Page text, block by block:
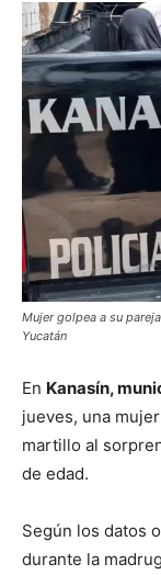
Mujer golpea a su
Yucatán
En Kanasín,
jueves, una
martillo al
de edad.
Según los datos
durante la